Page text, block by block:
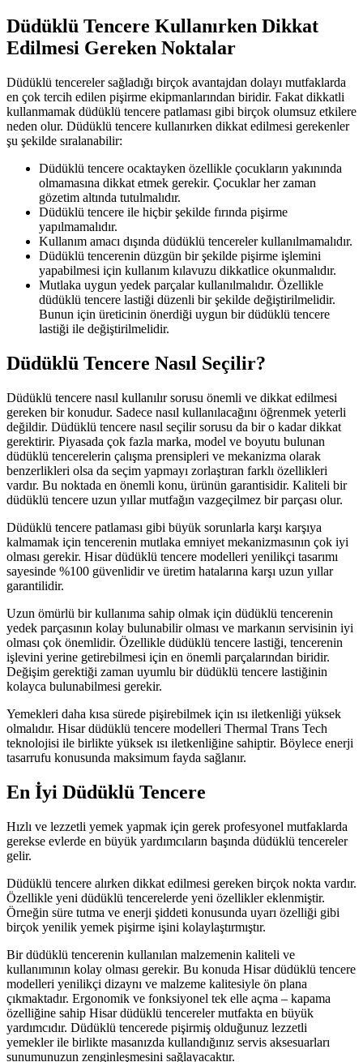
Düdüklü Tencere Kullanırken Dikkat
Edilmesi Gereken Noktalar
Düdüklü tencereler sağladığı birçok avantajdan dolayı mutfaklarda
en çok tercih edilen pişirme ekipmanlarından biridir. Fakat dikkatli
kullanmamak düdüklü tencere patlaması gibi birçok olumsuz etkilere
neden olur. Düdüklü tencere kullanırken dikkat edilmesi gerekenler
şu şekilde sıralanabilir:
Düdüklü tencere ocaktayken özellikle çocukların yakınında
olmamasına dikkat etmek gerekir. Çocuklar her zaman
gözetim altında tutulmalıdır.
Düdüklü tencere ile hiçbir şekilde fırında pişirme
yapılmamalıdır.
Kullanım amacı dışında düdüklü tencereler kullanılmamalıdır.
Düdüklü tencerenin düzgün bir şekilde pişirme işlemini
yapabilmesi için kullanım kılavuzu dikkatlice okunmalıdır.
Mutlaka uygun yedek parçalar kullanılmalıdır. Özellikle
düdüklü tencere lastiği düzenli bir şekilde değiştirilmelidir.
Bunun için üreticinin önerdiği uygun bir düdüklü tencere
lastiği ile değiştirilmelidir.
Düdüklü Tencere Nasıl Seçilir?
Düdüklü tencere nasıl kullanılır sorusu önemli ve dikkat edilmesi
gereken bir konudur. Sadece nasıl kullanılacağını öğrenmek yeterli
değildir. Düdüklü tencere nasıl seçilir sorusu da bir o kadar dikkat
gerektirir. Piyasada çok fazla marka, model ve boyutu bulunan
düdüklü tencerelerin çalışma prensipleri ve mekanizma olarak
benzerlikleri olsa da seçim yapmayı zorlaştıran farklı özellikleri
vardır. Bu noktada en önemli konu, ürünün garantisidir. Kaliteli bir
düdüklü tencere uzun yıllar mutfağın vazgeçilmez bir parçası olur.
Düdüklü tencere patlaması gibi büyük sorunlarla karşı karşıya
kalmamak için tencerenin mutlaka emniyet mekanizmasının çok iyi
olması gerekir. Hisar düdüklü tencere modelleri yenilikçi tasarımı
sayesinde %100 güvenlidir ve üretim hatalarına karşı uzun yıllar
garantilidir.
Uzun ömürlü bir kullanıma sahip olmak için düdüklü tencerenin
yedek parçasının kolay bulunabilir olması ve markanın servisinin iyi
olması çok önemlidir. Özellikle düdüklü tencere lastiği, tencerenin
işlevini yerine getirebilmesi için en önemli parçalarından biridir.
Değişim gerektiği zaman uyumlu bir düdüklü tencere lastiğinin
kolayca bulunabilmesi gerekir.
Yemekleri daha kısa sürede pişirebilmek için ısı iletkenliği yüksek
olmalıdır. Hisar düdüklü tencere modelleri Thermal Trans Tech
teknolojisi ile birlikte yüksek ısı iletkenliğine sahiptir. Böylece enerji
tasarrufu konusunda maksimum fayda sağlanır.
En İyi Düdüklü Tencere
Hızlı ve lezzetli yemek yapmak için gerek profesyonel mutfaklarda
gerekse evlerde en büyük yardımcıların başında düdüklü tencereler
gelir.
Düdüklü tencere alırken dikkat edilmesi gereken birçok nokta vardır.
Özellikle yeni düdüklü tencerelerde yeni özellikler eklenmiştir.
Örneğin süre tutma ve enerji şiddeti konusunda uyarı özelliği gibi
birçok yenilik yemek pişirme işini kolaylaştırmıştır.
Bir düdüklü tencerenin kullanılan malzemenin kaliteli ve
kullanımının kolay olması gerekir. Bu konuda Hisar düdüklü tencere
modelleri yenilikçi dizaynı ve malzeme kalitesiyle ön plana
çıkmaktadır. Ergonomik ve fonksiyonel tek elle açma – kapama
özelliğine sahip Hisar düdüklü tencereler mutfakta en büyük
yardımcıdır. Düdüklü tencerede pişirmiş olduğunuz lezzetli
yemekler ile birlikte masanızda kullandığınız servis aksesuarları
sunumunuzun zenginleşmesini sağlayacaktır.